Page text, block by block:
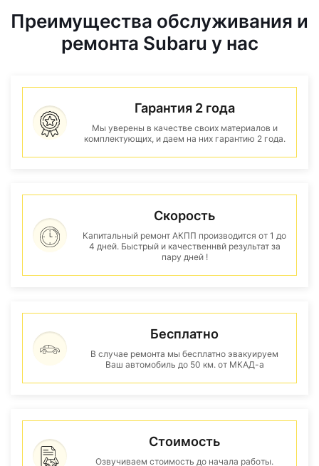
Преимущества обслуживания и
ремонта Subaru у нас
Гарантия 2 года
Мы уверены в качестве своих материалов и
комплектующих, и даем на них гарантию 2 года.
Скорость
Капитальный ремонт АКПП производится от 1 до
4 дней. Быстрый и качественнвй результат за
пару дней !
Бесплатно
В случае ремонта мы бесплатно эвакуируем
Ваш автомобиль до 50 км. от МКАД-а
Стоимость
Озвучиваем стоимость до начала работы.